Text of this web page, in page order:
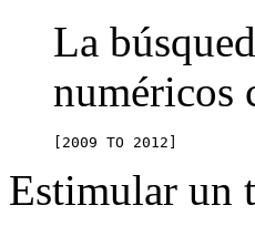
La
numéricos
[2009 TO 2012]
Estimular un